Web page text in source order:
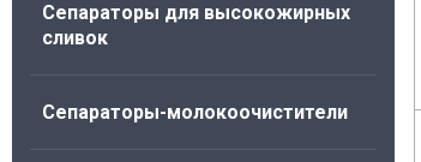
Сепараторы для высокожирных
сливок
Сепараторы-молокоочистители